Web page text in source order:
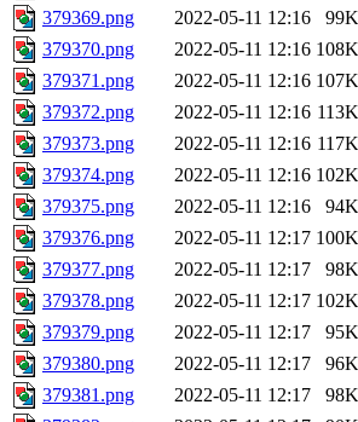
379369.png
2022-05-11 12:16
99K
379370.png
2022-05-11 12:16 108K
379371.png
2022-05-11 12:16 107K
379372.png
2022-05-11 12:16 113K
379373.png
2022-05-11 12:16 117K
379374.png
2022-05-11 12:16 102K
379375.png
2022-05-11 12:16
94K
379376.png
2022-05-11 12:17 100K
379377.png
2022-05-11 12:17
98K
379378.png
2022-05-11 12:17 102K
379379.png
2022-05-11 12:17
95K
379380.png
2022-05-11 12:17
96K
379381.png
2022-05-11 12:17
98K